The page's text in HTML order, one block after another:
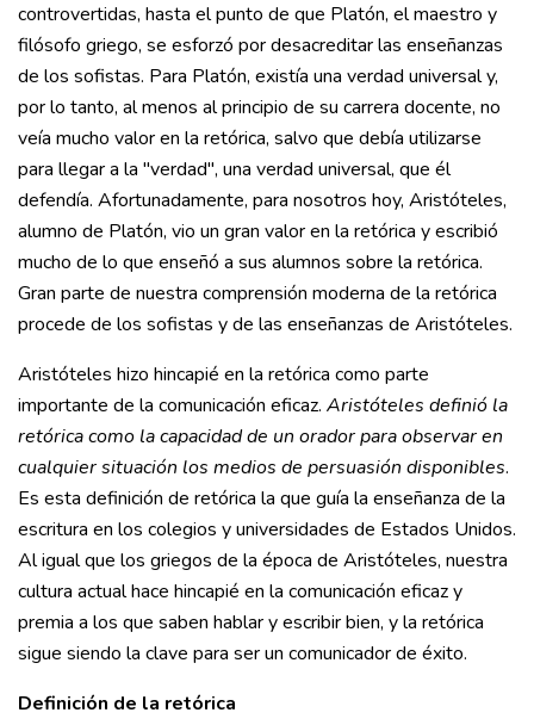
controvertidas, hasta el punto de que Platón, el maestro y
filósofo griego, se esforzó por desacreditar las enseñanzas
de los sofistas. Para Platón, existía una verdad universal y,
por lo tanto, al menos al principio de su carrera docente, no
veía mucho valor en la retórica, salvo que debía utilizarse
para llegar a la "verdad", una verdad universal, que él
defendía. Afortunadamente, para nosotros hoy, Aristóteles,
alumno de Platón, vio un gran valor en la retórica y escribió
mucho de lo que enseñó a sus alumnos sobre la retórica.
Gran parte de nuestra comprensión moderna de la retórica
procede de los sofistas y de las enseñanzas de Aristóteles.
Aristóteles hizo hincapié en la retórica como parte
importante de la comunicación eficaz. Aristóteles definió la
retórica como la capacidad de un orador para observar en
cualquier situación los medios de persuasión disponibles.
Es esta definición de retórica la que guía la enseñanza de la
escritura en los colegios y universidades de Estados Unidos.
Al igual que los griegos de la época de Aristóteles, nuestra
cultura actual hace hincapié en la comunicación eficaz y
premia a los que saben hablar y escribir bien, y la retórica
sigue siendo la clave para ser un comunicador de éxito.
Definición de la retórica